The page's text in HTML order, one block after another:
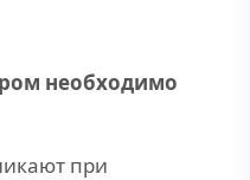
необходимо
при